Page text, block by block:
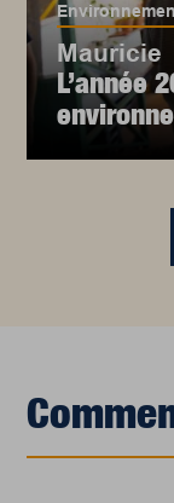
Mauricie
L’année